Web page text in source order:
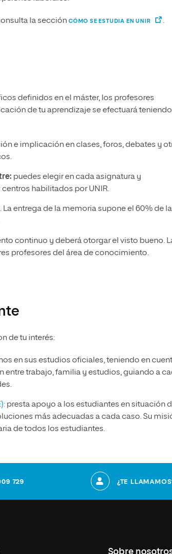
la sección CÓMO SE ESTUDIA EN UNIR .
definidos en el máster, los profesores
de tu aprendizaje se efectuará
e implicación en clases, foros, debates y
puedes elegir en cada asignatura y
habilitados por UNIR.
entrega de la memoria supone el 60% de la
continuo y deberá otorgar el visto bueno.
profesores del área de conocimiento.
de tu interés:
en sus estudios oficiales, teniendo en
trabajo, familia y estudios, guiando a
presta apoyo a los estudiantes en situación
más adecuadas a cada caso. Su
de todos los estudiantes.
729 ¿TE
Sobre